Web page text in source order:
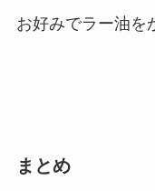
お好みでラー油を
まとめ